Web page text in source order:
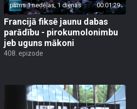
pirms 1 nedēļas, 1 dienas 00:01:29
Francijā fiksē jaunu dabas
parādību - pirokumolonimbu
jeb uguns mākoni
408. epizode